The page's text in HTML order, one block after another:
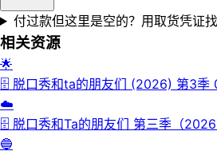
付过款但这里是空的？用取货凭证
相关资源
🌟
🗄 脱口秀和ta的朋友们 (2026) 第3季
☁️
🗄 脱口秀和Ta的朋友们 第三季（
🔵